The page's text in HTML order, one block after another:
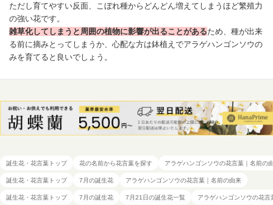
ただし育てやすい反面、こぼれ種からどんどん増えてしまうほど繁殖力
の強い花です。
雑草化してしまうと周囲の植物に影響が出ることがあるため、種が出来
る前に摘みとってしまうか、心配な方は鉢植えでアラゲハンゴンソウの
みを育てると良いでしょう。
誕生花・花言葉トップ 花の名前から花言葉を探す アラゲハンゴンソウの花言葉｜名前の
誕生花・花言葉トップ 7月の誕生花 アラゲハンゴンソウの花言葉｜名前の由来
誕生花・花言葉トップ 7月の誕生花 7月21日の誕生花一覧 アラゲハンゴンソウの花言